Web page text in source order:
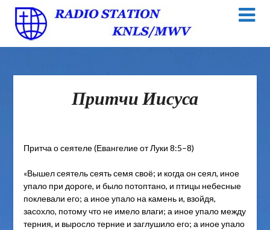
Притчи Иисуса
Притча о сеятеле (Евангелие от Луки 8:5–8)
«Вышел сеятель сеять семя своё; и когда он сеял, иное
упало при дороге, и было потоптано, и птицы небесные
поклевали его; а иное упало на камень и, взойдя,
засохло, потому что не имело влаги; а иное упало между
терния, и выросло терние и заглушило его; а иное упало